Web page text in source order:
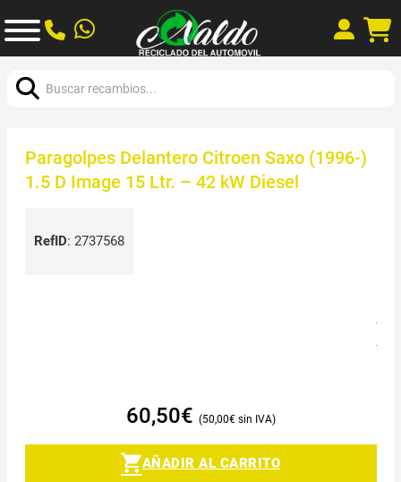
Paragolpes Delantero Citroen Saxo (1996-)
1.5 D Image 15 Ltr. – 42 kW Diesel
RefID: 2737568
60,50€ 50,00€
AÑADIR AL CARRITO